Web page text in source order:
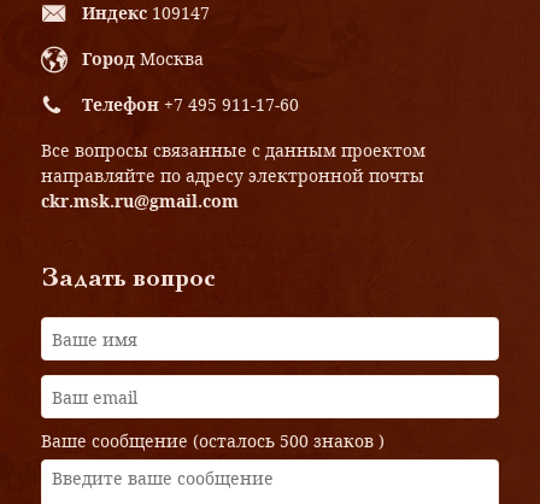
Индекс 109147
Город Москва
Телефон +7 495 911-17-60
Все вопросы связанные с данным проектом
направляйте по адресу электронной почты
ckr.msk.ru@gmail.com
Задать вопрос
Ваше сообщение (осталось 500 знаков )